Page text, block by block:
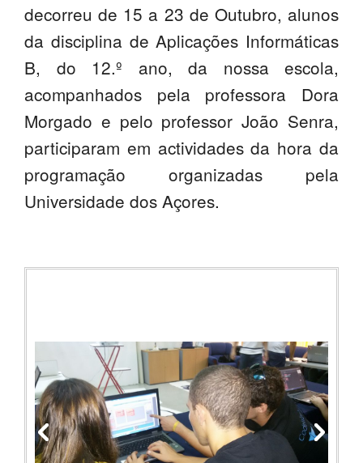
decorreu de 15 a 23 de Outubro, alunos
da disciplina de Aplicações Informáticas
B, do 12.º ano, da nossa escola,
acompanhados pela professora Dora
Morgado e pelo professor João Senra,
participaram em actividades da hora da
programação organizadas pela
Universidade dos Açores.